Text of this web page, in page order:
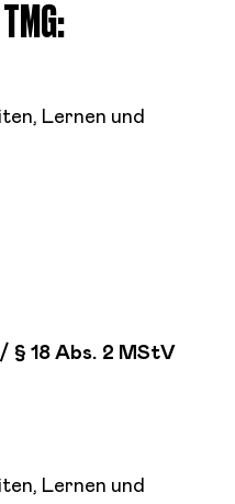
Lernen und
§ 18 Abs. 2 MStV
Lernen und